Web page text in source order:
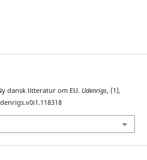
dansk litteratur om EU. Udenrigs, (1),